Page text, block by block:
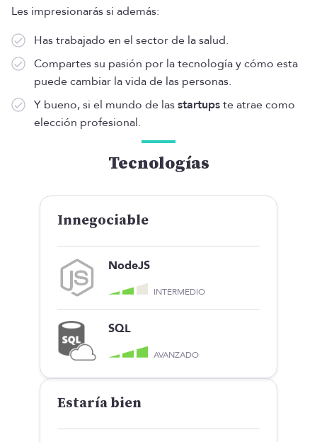
Les impresionarás si además:
Has trabajado en el sector de la salud.
Compartes su pasión por la tecnología y cómo esta
puede cambiar la vida de las personas.
Y bueno, si el mundo de lasstartupste atrae como
elección profesional.
Tecnologías
Innegociable
NodeJS
INTERMEDIO
SQL
AVANZADO
Estaría bien